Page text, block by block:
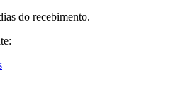
do recebimento.